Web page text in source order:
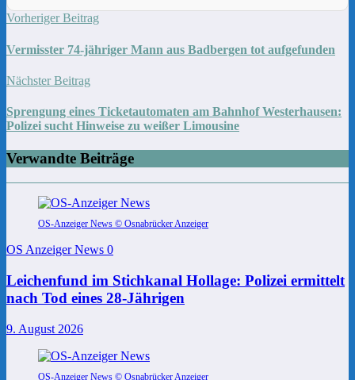
Vorheriger Beitrag
Vermisster 74-jähriger Mann aus Badbergen tot aufgefunden
Nächster Beitrag
Sprengung eines Ticketautomaten am Bahnhof Westerhausen:
Polizei sucht Hinweise zu weißer Limousine
Verwandte Beiträge
OS-Anzeiger News © Osnabrücker Anzeiger
OS Anzeiger News 0
Leichenfund im Stichkanal Hollage: Polizei ermittelt
nach Tod eines 28-Jährigen
9. August 2026
OS-Anzeiger News © Osnabrücker Anzeiger